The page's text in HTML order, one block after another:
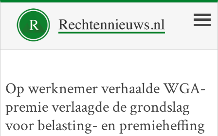
Op werknemer verhaalde WGA-
premie verlaagde de grondslag
voor belasting- en premieheffing